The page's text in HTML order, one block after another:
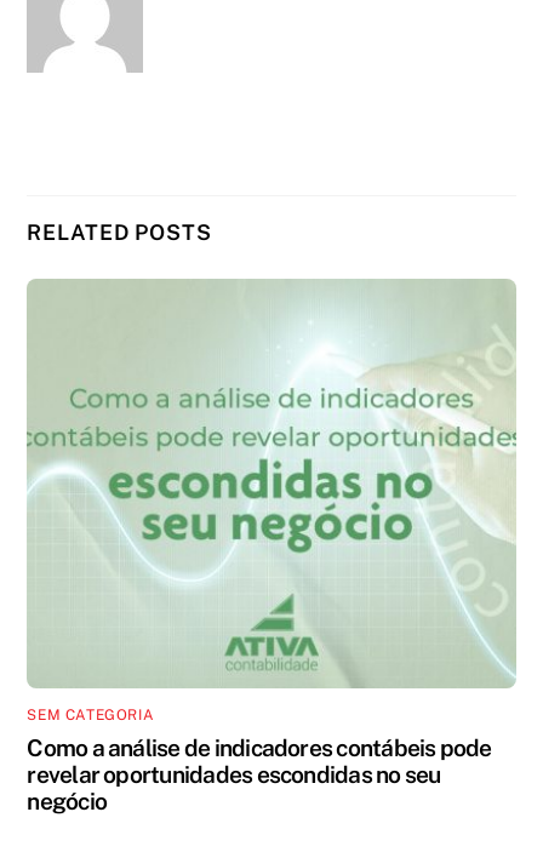
RELATED POSTS
SEM CATEGORIA
Como a análise de indicadores contábeis pode
revelar oportunidades escondidas no seu
negócio